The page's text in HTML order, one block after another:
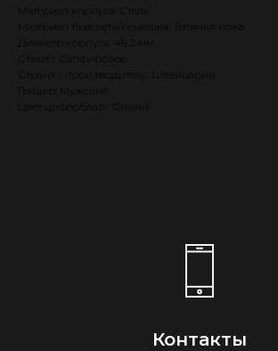
Материал корпуса: Сталь
Материал браслета/ремешка: Телячья кожа
Диаметр корпуса: 46.2 мм
Стекло: Сапфировое
Гендер: Мужские
Цвет циферблата: Синий
Контакты